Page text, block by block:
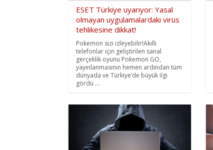
ESET Türkiye uyarıyor: Yasal
olmayan uygulamalardaki virüs
tehlikesine dikkat!
Pokemon sizi izleyebilir!Akıllı
telefonlar için geliştirilen sanal
gerçeklik oyunu Pokemon GO,
yayınlanmasının hemen ardından tüm
dünyada ve Türkiye’de büyük ilgi
gördü ...